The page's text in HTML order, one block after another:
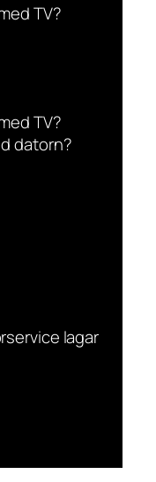
TV?
TV?
datorn?
lagar